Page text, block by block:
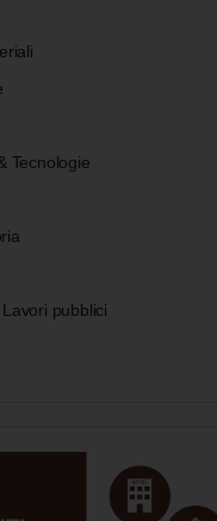
Tecnologie
pubblici